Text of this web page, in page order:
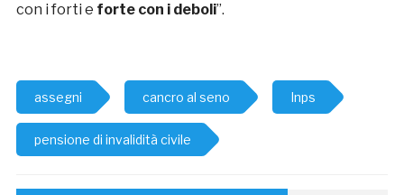
con i forti e forte con i deboli”.
assegni cancro al seno Inps
pensione di invalidità civile